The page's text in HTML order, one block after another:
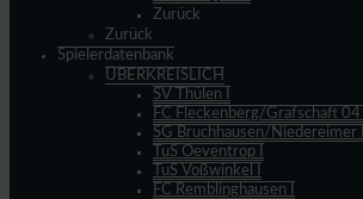
Zurück
Zurück
Spielerdatenbank
ÜBERKREISLICH
SV Thülen I
FC Fleckenberg/Grafschaft 04 I
SG Bruchhausen/Niedereimer I
TuS Oeventrop I
TuS Voßwinkel I
FC Remblinghausen I